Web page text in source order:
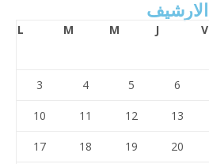
الارشيف
L M M J V
3 4 5 6
10 11 12 13
17 18 19 20